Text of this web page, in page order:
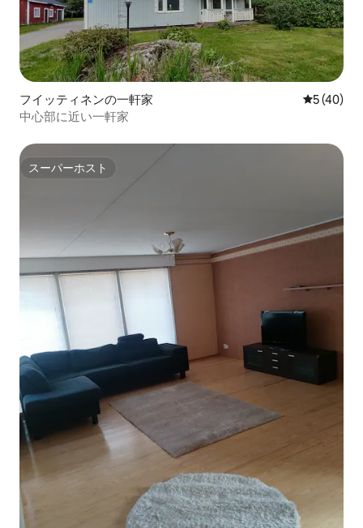
フイッティネンの一軒家 レビュー
5 (40)
中心部に近い一軒家
スーパーホスト
スーパーホスト